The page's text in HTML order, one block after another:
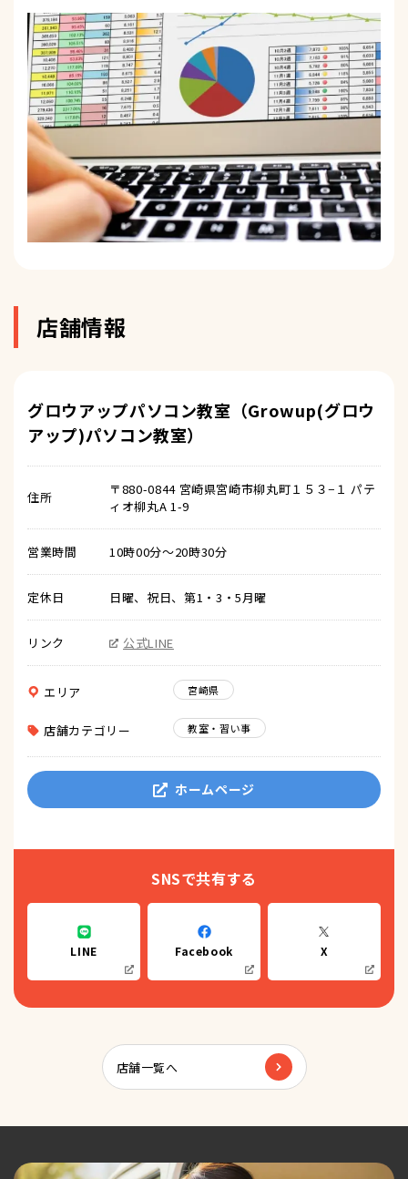
店舗情報
グロウアップパソコン教室（Growup(グロウ
アップ)パソコン教室）
住所
〒880-0844 宮崎県宮崎市柳丸町１５３−１ パテ
ィオ柳丸A 1-9
営業時間 10時00分～20時30分
定休日 日曜、祝日、第1・3・5月曜
リンク 公式LINE
エリア 宮崎県
店舗カテゴリー 教室・習い事
ホームページ
SNSで共有する
LINE Facebook X
店舗一覧へ